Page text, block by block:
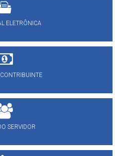
ELETRÔNICA
SERVIDOR